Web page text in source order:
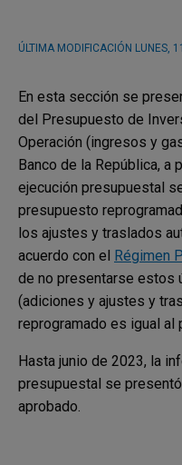
ÚLTIMA MODIFICACIÓN LUNES,
En esta sección se
del Presupuesto de
Operación (ingresos y
Banco de la República, a
ejecución presupuestal
presupuesto
los ajustes y traslados
acuerdo con el
Régimen
de no presentarse estos
(adiciones y ajustes y
reprogramado es igual al
Hasta junio de 2023, la
presupuestal se
aprobado.